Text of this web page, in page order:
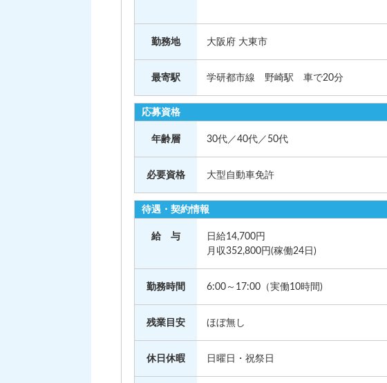
勤務地 大阪府 大東市
最寄駅 学研都市線 野崎駅 車で20分
応募資格
年齢層 30代／40代／50代
必要資格 大型自動車免許
待遇・契約情報
給 与
日給14,700円
月収352,800円(稼働24日)
勤務時間 6:00～17:00（実働10時間)
残業目安 ほぼ無し
休日休暇 日曜日・祝祭日